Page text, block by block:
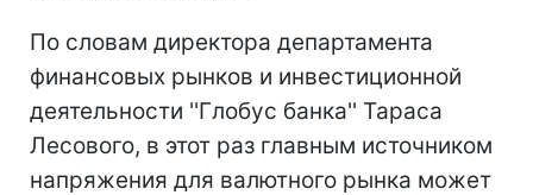
По словам директора департамента
финансовых рынков и инвестиционной
деятельности ''Глобус банка'' Тараса
Лесового, в этот раз главным источником
напряжения для валютного рынка может